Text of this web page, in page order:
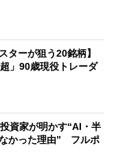
ターが狙う20銘柄】
超」90歳現役トレーダ
資家が明かす“AI・半
かった理由” フルポ